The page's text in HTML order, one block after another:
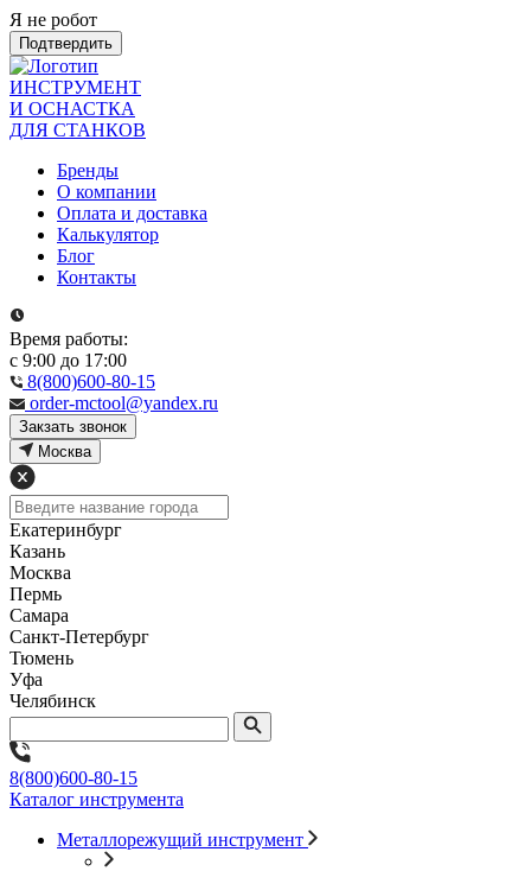
Я не робот
Подтвердить
ИНСТРУМЕНТ
И ОСНАСТКА
ДЛЯ СТАНКОВ
Бренды
О компании
Оплата и доставка
Калькулятор
Блог
Контакты
Время работы:
с 9:00 до 17:00
8(800)600-80-15
order-mctool@yandex.ru
Закзать звонок
Москва
Екатеринбург
Казань
Москва
Пермь
Самара
Санкт-Петербург
Тюмень
Уфа
Челябинск
8(800)600-80-15
Каталог инструмента
Металлорежущий инструмент